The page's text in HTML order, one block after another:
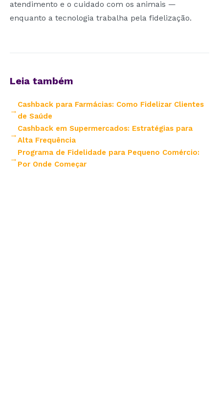
atendimento e o cuidado com os animais —
enquanto a tecnologia trabalha pela fidelização.
Leia também
Cashback para Farmácias: Como Fidelizar Clientes
de Saúde
Cashback em Supermercados: Estratégias para
Alta Frequência
Programa de Fidelidade para Pequeno Comércio:
Por Onde Começar